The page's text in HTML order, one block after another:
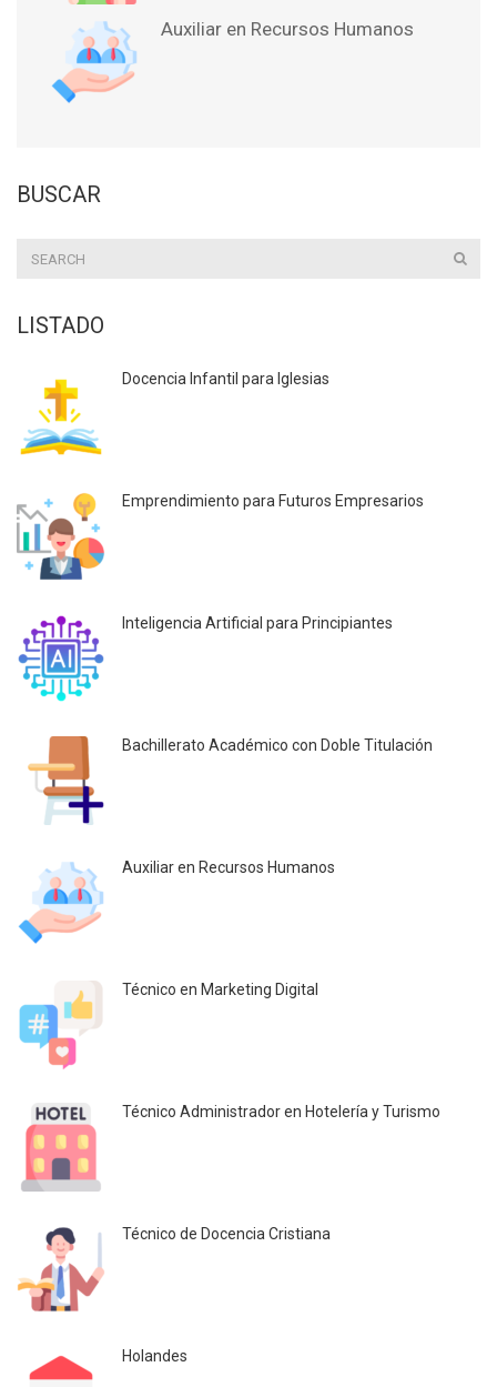
Auxiliar en Recursos Humanos
BUSCAR
LISTADO
Docencia Infantil para Iglesias
Emprendimiento para Futuros Empresarios
Inteligencia Artificial para Principiantes
Bachillerato Académico con Doble Titulación
Auxiliar en Recursos Humanos
Técnico en Marketing Digital
Técnico Administrador en Hotelería y Turismo
Técnico de Docencia Cristiana
Holandes